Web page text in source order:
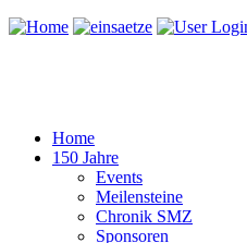
Home
150 Jahre
Events
Meilensteine
Chronik SMZ
Sponsoren